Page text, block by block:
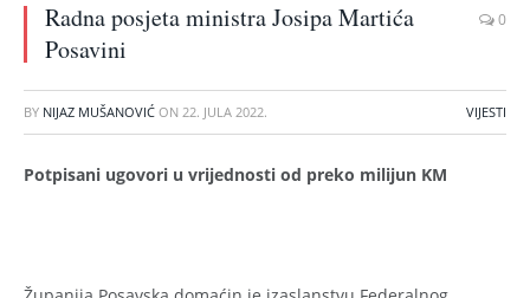
Radna posjeta ministra Josipa Martića
Posavini
0
BY NIJAZ MUŠANOVIĆ ON 22. JULA 2022. VIJESTI
Potpisani ugovori u vrijednosti od preko milijun KM